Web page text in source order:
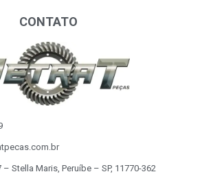
CONTATO
– Stella Maris, Peruíbe – SP, 11770-362